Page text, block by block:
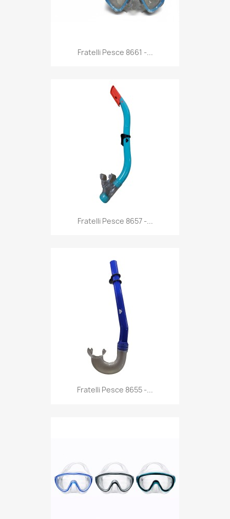
Anteprima
Fratelli Pesce 8661 -...
Anteprima
Fratelli Pesce 8657 -...
Anteprima
Fratelli Pesce 8655 -...